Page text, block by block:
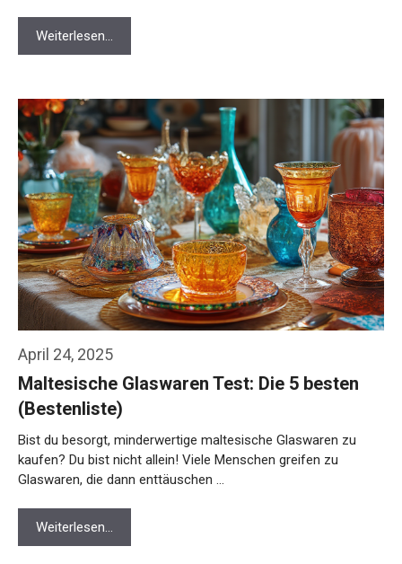
Weiterlesen…
April 24, 2025
Maltesische Glaswaren Test: Die 5 besten
(Bestenliste)
Bist du besorgt, minderwertige maltesische Glaswaren zu
kaufen? Du bist nicht allein! Viele Menschen greifen zu
Glaswaren, die dann enttäuschen …
Weiterlesen…